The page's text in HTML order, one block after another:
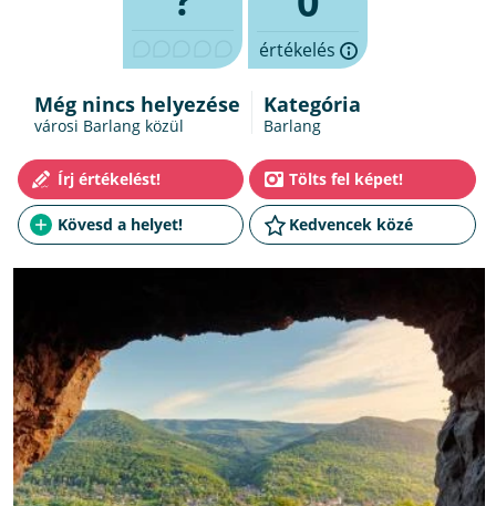
értékelés
Még nincs helyezése
városi Barlang közül
Kategória
Barlang